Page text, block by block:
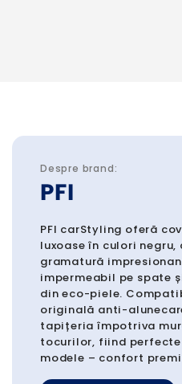
Despre brand:
PFI
PFI carStyling oferă
luxoase în culori
gramatură
impermeabil pe spate
din eco-piele.
originală anti-
tapițeria împotriva
tocurilor, fiind perfecte
modele – confort